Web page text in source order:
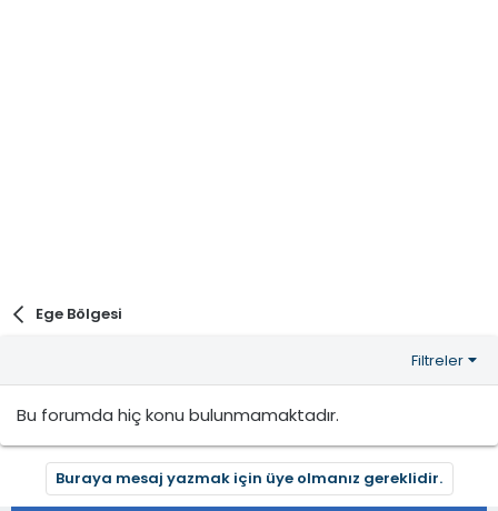
Ege Bölgesi
Filtreler
Bu forumda hiç konu bulunmamaktadır.
Buraya mesaj yazmak için üye olmanız gereklidir.